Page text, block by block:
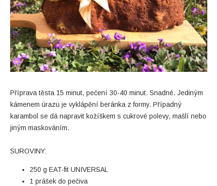
Příprava těsta 15 minut, pečení 30-40 minut. Snadné. Jediným
kámenem úrazu je vyklápění beránka z formy. Případný
karambol se dá napravit kožíškem s cukrové polevy, mašlí nebo
jiným maskováním.
SUROVINY:
250 g EAT-fit UNIVERSAL
1 prášek do pečiva